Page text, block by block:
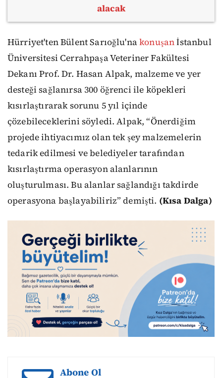
alacak
Hürriyet'ten Bülent Sarıoğlu'nakonuşanİstanbul
Üniversitesi Cerrahpaşa Veteriner Fakültesi
Dekanı Prof. Dr. Hasan Alpak, malzeme ve yer
desteği sağlanırsa 300 öğrenci ile köpekleri
kısırlaştırarak sorunu 5 yıl içinde
çözebileceklerini söyledi. Alpak, “Önerdiğim
projede ihtiyacımız olan tek şey malzemelerin
tedarik edilmesi ve belediyeler tarafından
kısırlaştırma operasyon alanlarının
oluşturulması. Bu alanlar sağlandığı takdirde
operasyona başlayabiliriz” demişti. (Kısa Dalga)
Abone Ol